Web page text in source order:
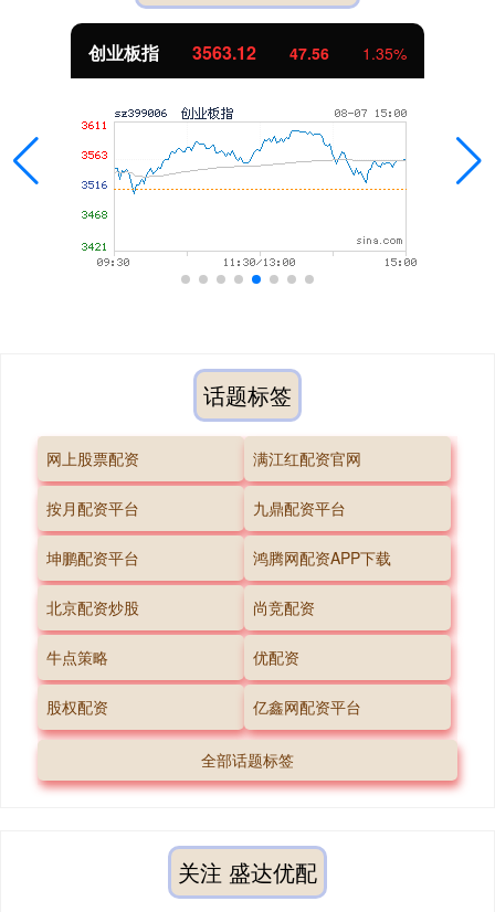
创业板指 3563.12 47.56 1.35%
话题标签
网上股票配资 满江红配资官网
按月配资平台 九鼎配资平台
坤鹏配资平台 鸿腾网配资APP下载
北京配资炒股 尚竞配资
牛点策略 优配资
股权配资 亿鑫网配资平台
全部话题标签
关注 盛达优配